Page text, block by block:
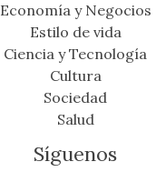
Economía y Negocios
Estilo de vida
Ciencia y Tecnología
Cultura
Sociedad
Salud
Síguenos